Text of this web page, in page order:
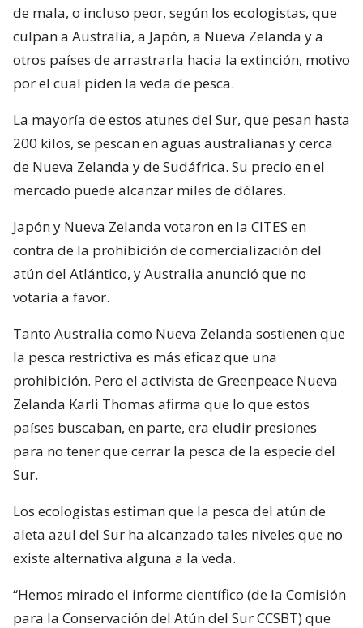
de mala, o incluso peor, según los ecologistas, que
culpan a Australia, a Japón, a Nueva Zelanda y a
otros países de arrastrarla hacia la extinción, motivo
por el cual piden la veda de pesca.
La mayoría de estos atunes del Sur, que pesan hasta
200 kilos, se pescan en aguas australianas y cerca
de Nueva Zelanda y de Sudáfrica. Su precio en el
mercado puede alcanzar miles de dólares.
Japón y Nueva Zelanda votaron en la CITES en
contra de la prohibición de comercialización del
atún del Atlántico, y Australia anunció que no
votaría a favor.
Tanto Australia como Nueva Zelanda sostienen que
la pesca restrictiva es más eficaz que una
prohibición. Pero el activista de Greenpeace Nueva
Zelanda Karli Thomas afirma que lo que estos
países buscaban, en parte, era eludir presiones
para no tener que cerrar la pesca de la especie del
Sur.
Los ecologistas estiman que la pesca del atún de
aleta azul del Sur ha alcanzado tales niveles que no
existe alternativa alguna a la veda.
“Hemos mirado el informe científico (de la Comisión
para la Conservación del Atún del Sur CCSBT) que